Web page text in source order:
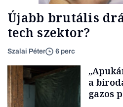
Újabb brutális
tech szektor?
Szalai Péter 6 perc
a
gazos